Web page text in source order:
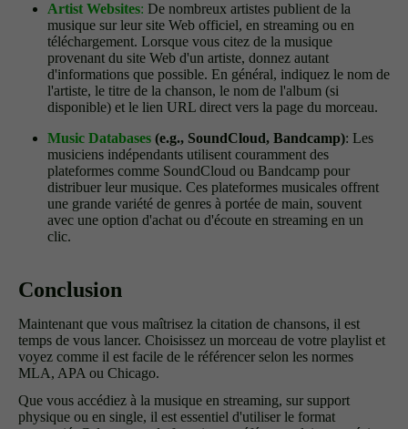
Artist Websites: De nombreux artistes publient de la
musique sur leur site Web officiel, en streaming ou en
téléchargement. Lorsque vous citez de la musique
provenant du site Web d'un artiste, donnez autant
d'informations que possible. En général, indiquez le nom de
l'artiste, le titre de la chanson, le nom de l'album (si
disponible) et le lien URL direct vers la page du morceau.
Music Databases (e.g., SoundCloud, Bandcamp): Les
musiciens indépendants utilisent couramment des
plateformes comme SoundCloud ou Bandcamp pour
distribuer leur musique. Ces plateformes musicales offrent
une grande variété de genres à portée de main, souvent
avec une option d'achat ou d'écoute en streaming en un
clic.
Conclusion
Maintenant que vous maîtrisez la citation de chansons, il est
temps de vous lancer. Choisissez un morceau de votre playlist et
voyez comme il est facile de le référencer selon les normes
MLA, APA ou Chicago.
Que vous accédiez à la musique en streaming, sur support
physique ou en single, il est essentiel d'utiliser le format